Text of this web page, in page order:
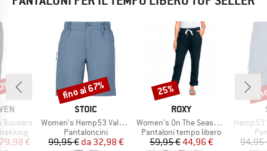
ridotto
79,98 €
MARCHIO
STOIC
Articolo
Women's Hemp53 ValenSt. Shorts
Gruppo di prodotti
Pantaloncini
Prezzo
99,95 € Prezzo ridotto
da 32,98 €
Sconto
fino al 67%
MARCHIO
ROXY
Articolo
Women's On The Seashore Linen Cargo Trousers
Gruppo di prodotti
Pantaloni tempo libero
Prezzo
59,95 €Prezzo ridotto
44,96 €
Sconto
25%
Articolo
Hemp53
94,95